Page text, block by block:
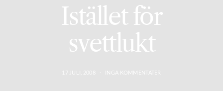
Istället för
svettlukt
17 JULI, 2008 INGA KOMMENTATER